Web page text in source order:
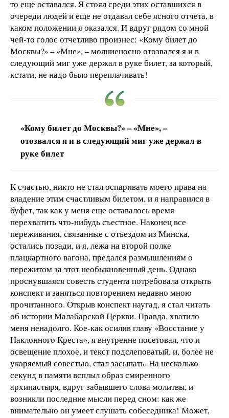
то еще оставался. Я стоял среди этих оставшихся в
очереди людей и еще не отдавал себе ясного отчета, в
каком положении я оказался. И вдруг рядом со мной
чей-то голос отчетливо произнес: «Кому билет до
Москвы?» – «Мне», – молниеносно отозвался я и в
следующий миг уже держал в руке билет, за который,
кстати, не надо было переплачивать!
«Кому билет до Москвы?» – «Мне», –
отозвался я и в следующий миг уже держал в
руке билет
К счастью, никто не стал оспаривать моего права на
владение этим счастливым билетом, и я направился в
буфет, так как у меня еще оставалось время
перехватить что-нибудь съестное. Наконец все
переживания, связанные с отъездом из Минска,
остались позади, и я, лежа на второй полке
плацкартного вагона, предался размышлениям о
пережитом за этот необыкновенный день. Однако
проснувшаяся совесть студента потребовала открыть
конспект и заняться повторением недавно мною
прочитанного. Открыв конспект наугад, я стал читать
об истории Малабарской Церкви. Правда, хватило
меня ненадолго. Кое-как осилив главу «Восстание у
Наклонного Креста», я внутренне посетовал, что и
освещение плохое, и текст подслеповатый, и, более не
укоряемый совестью, стал засыпать. На несколько
секунд в памяти всплыл образ смиренного
архипастыря, вдруг забывшего слова молитвы, и
возникли последние мысли перед сном: как же
внимательно он умеет слушать собеседника! Может,